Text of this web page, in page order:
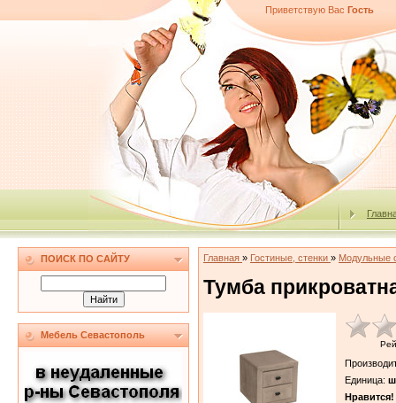
Приветствую Вас Гость
ПОИСК ПО САЙТУ
Мебель Севастополь
Главная » Гостиные, стенки » Модульные
Тумба
Единица:
Нравится!